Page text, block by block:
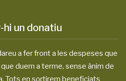
hi un donatiu
a fer front a les despeses que
duem a terme, sense ànim de
Tots en sortirem beneficiats